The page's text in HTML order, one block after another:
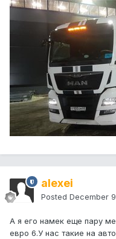
alexei
Posted December
А я его намек еще пару
евро 6.У нас такие на